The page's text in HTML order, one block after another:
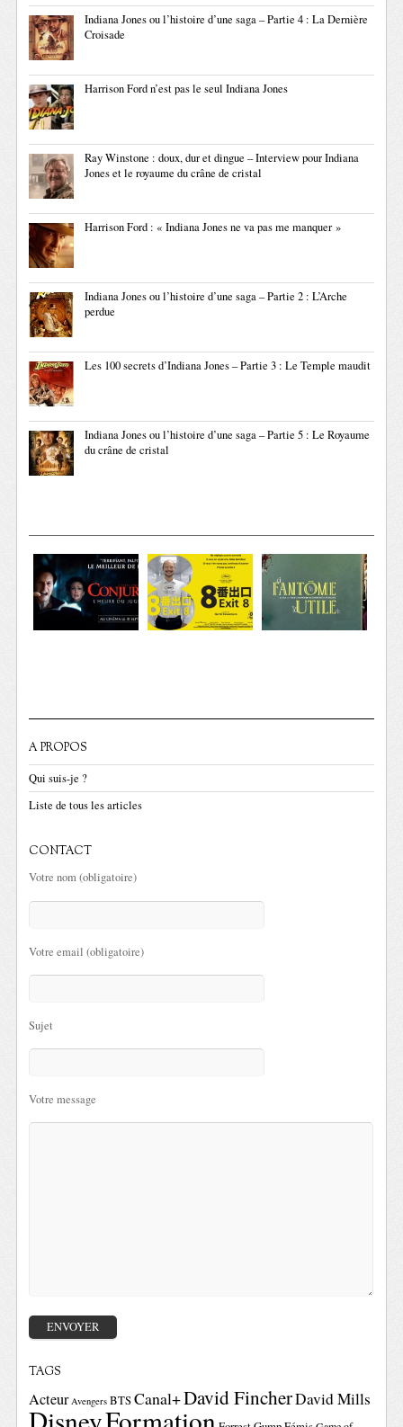
Indiana Jones ou l’histoire d’une saga – Partie 4 : La Dernière
Croisade
Harrison Ford n’est pas le seul Indiana Jones
Ray Winstone : doux, dur et dingue – Interview pour Indiana
Jones et le royaume du crâne de cristal
Harrison Ford : « Indiana Jones ne va pas me manquer »
Indiana Jones ou l’histoire d’une saga – Partie 2 : L’Arche
perdue
Les 100 secrets d’Indiana Jones – Partie 3 : Le Temple maudit
Indiana Jones ou l’histoire d’une saga – Partie 5 : Le Royaume
du crâne de cristal
A PROPOS
Qui suis-je ?
Liste de tous les articles
CONTACT
Votre nom (obligatoire)
Votre email (obligatoire)
Sujet
Votre message
TAGS
Acteur Avengers BTSCanal+David FincherDavid Mills